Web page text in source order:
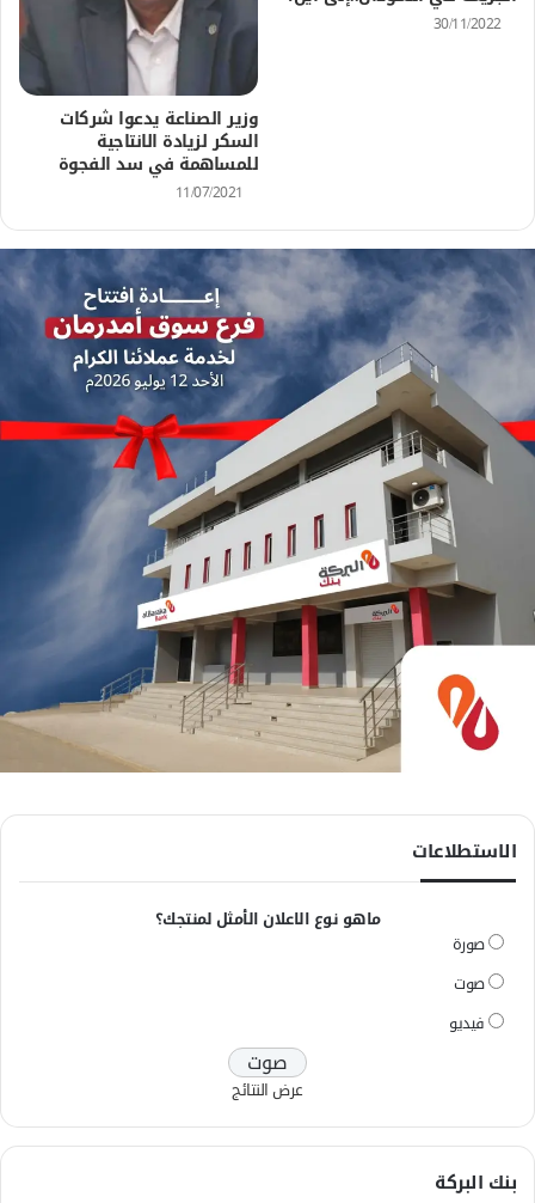
30/11/2022
وزير الصناعة يدعوا شركات
السكر لزيادة الانتاجية
للمساهمة في سد الفجوة
11/07/2021
الاستطلاعات
ماهو نوع الاعلان الأمثل لمنتجك؟
صورة
صوت
فيديو
عرض النتائج
بنك البركة